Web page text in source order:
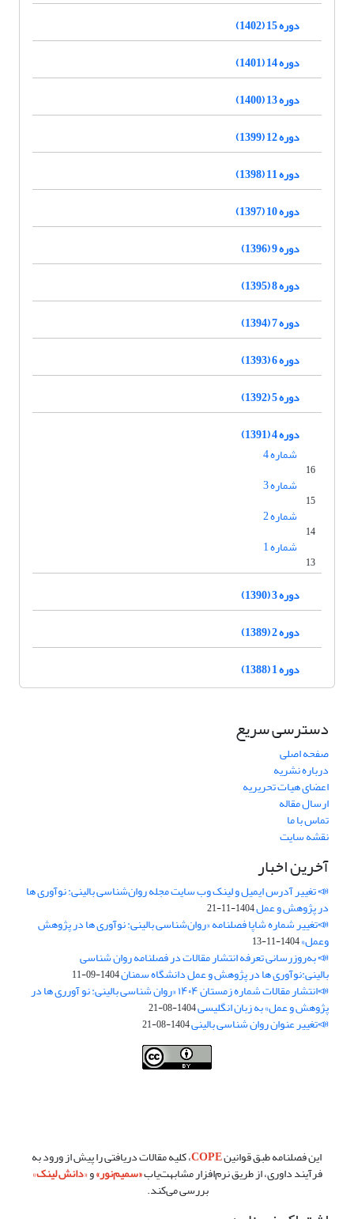
دوره 15 (1402)
دوره 14 (1401)
دوره 13 (1400)
دوره 12 (1399)
دوره 11 (1398)
دوره 10 (1397)
دوره 9 (1396)
دوره 8 (1395)
دوره 7 (1394)
دوره 6 (1393)
دوره 5 (1392)
دوره 4 (1391)
شماره 4
16
شماره 3
15
شماره 2
14
شماره 1
13
دوره 3 (1390)
دوره 2 (1389)
دوره 1 (1388)
دسترسی سریع
صفحه اصلی
درباره نشریه
اعضای هیات تحریریه
ارسال مقاله
تماس با ما
نقشه سایت
آخرین اخبار
📣 تغییر آدرس ایمیل و لینک وب‌ سایت مجله روان‌شناسی بالینی: نوآوری ها
در پژوهش و عمل1404-11-21
📣تغییر شماره شاپا فصلنامه «روان‌شناسی بالینی: نوآوری ها در پژوهش
وعمل»1404-11-13
📣 به‌روزرسانی تعرفه انتشار مقالات در فصلنامه روان شناسی
بالینی:نوآوری ها در پژوهش و عمل دانشگاه سمنان1404-09-11
📣انتشار مقالات شماره زمستان ۱۴۰۴ «روان شناسی بالینی: نو آورری ها در
پژوهش و عمل» به زبان انگلیسی1404-08-21
📣تغییر عنوان روان شناسی بالینی1404-08-21
این فصلنامه طبق قوانینCOPE، کلیه مقالات دریافتی را پیش از ورود به
فرآیند داوری، از طریق نرم‌افزار مشابهت‌یاب«سمیم‌نور»و«دانش لینک»
بررسی می‌کند.